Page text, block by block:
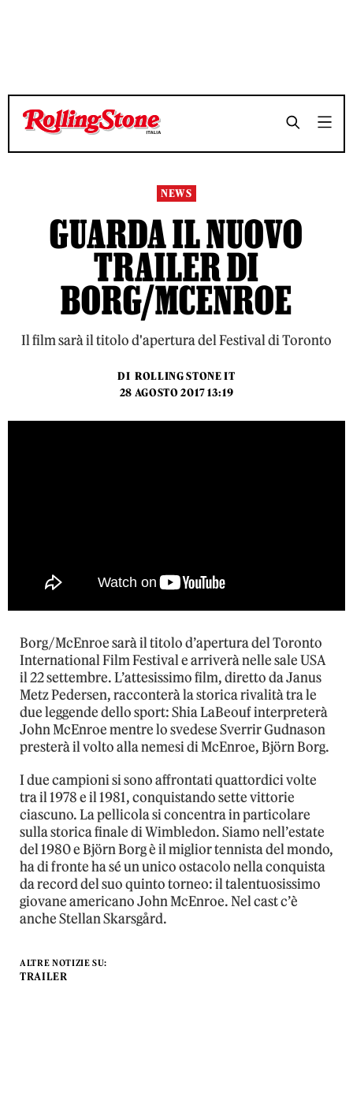
TEMPO DI LETTURA 2 MINUTI SHARE
TEMPO DI LETTURA 2 MINUTI SHARE
NEWS
GUARDA IL NUOVO
TRAILER DI
BORG/MCENROE
Il film sarà il titolo d'apertura del Festival di Toronto
DI ROLLING STONE IT
28 AGOSTO 2017 13:19
Borg/McEnroe sarà il titolo d’apertura del Toronto
International Film Festival e arriverà nelle sale USA
il 22 settembre. L’attesissimo film, diretto da Janus
Metz Pedersen, racconterà la storica rivalità tra le
due leggende dello sport: Shia LaBeouf interpreterà
John McEnroe mentre lo svedese Sverrir Gudnason
presterà il volto alla nemesi di McEnroe, Björn Borg.
I due campioni si sono affrontati quattordici volte
tra il 1978 e il 1981, conquistando sette vittorie
ciascuno. La pellicola si concentra in particolare
sulla storica finale di Wimbledon. Siamo nell’estate
del 1980 e Björn Borg è il miglior tennista del mondo,
ha di fronte ha sé un unico ostacolo nella conquista
da record del suo quinto torneo: il talentuosissimo
giovane americano John McEnroe. Nel cast c’è
anche Stellan Skarsgård.
ALTRE NOTIZIE SU:
TRAILER